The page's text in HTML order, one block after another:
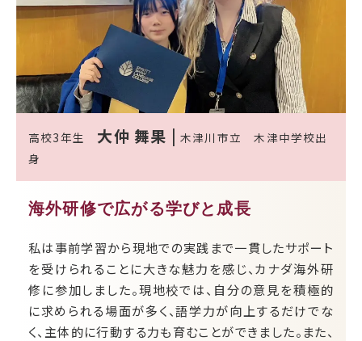
高校3年生 大仲 舞果 | 木津川市立 木津中学校出
身
海外研修で広がる学びと成長
私は事前学習から現地での実践まで一貫したサポート
を受けられることに大きな魅力を感じ、カナダ海外研
修に参加しました。現地校では、自分の意見を積極的
に求められる場面が多く、語学力が向上するだけでな
く、主体的に行動する力も育むことができました。また、